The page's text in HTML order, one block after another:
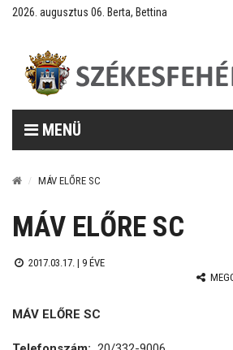
2026. augusztus 06. Berta, Bettina
MENÜ
MÁV ELŐRE SC
MÁV ELŐRE SC
2017.03.17. | 9 ÉVE
MÁV ELŐRE SC